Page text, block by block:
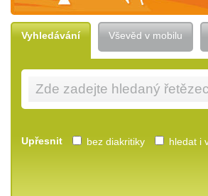
Vyhledávání Vševěd v mobilu
Upřesnit bez diakritiky hledat i